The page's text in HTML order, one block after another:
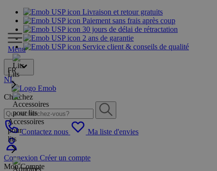
Livraison et retour gratuits
Paiement sans frais après coup
30 jours de délai de rétractation
2 ans de garantie
Service client & conseils de qualité
FR
NL
Cherchez
Contactez nous Ma liste d'envies
Connexion Créer un compte
Mon Compte
Menu
Lits
Accessoires
pour
lits